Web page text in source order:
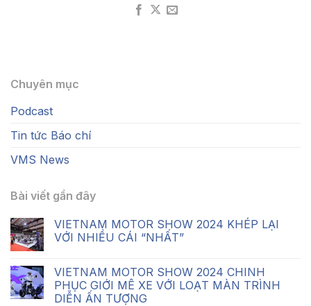
Chuyên mục
Podcast
Tin tức Báo chí
VMS News
Bài viết gần đây
VIETNAM MOTOR SHOW 2024 KHÉP LẠI
VỚI NHIỀU CÁI “NHẤT”
VIETNAM MOTOR SHOW 2024 CHINH
PHỤC GIỚI MÊ XE VỚI LOẠT MÀN TRÌNH
DIỄN ẤN TƯỢNG